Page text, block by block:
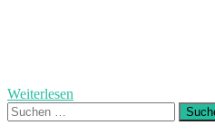
Weiterlesen
Suchen
nach: